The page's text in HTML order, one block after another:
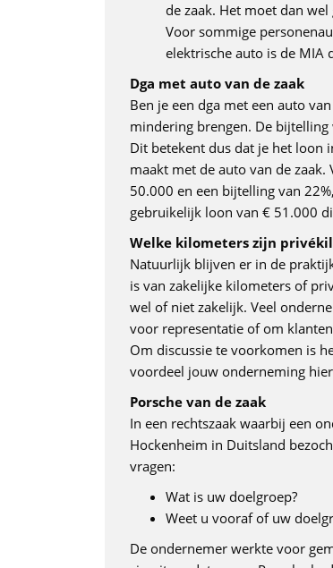
de zaak. Het moet dan
Voor sommige
elektrische auto is de MIA
Dga met auto van de zaak
Ben je een dga met een auto
mindering brengen. De
Dit betekent dus dat je het loon
maakt met de auto van de
50.000 en een bijtelling van
gebruikelijk loon van € 51.000
Welke kilometers zijn
Natuurlijk blijven er in de
is van zakelijke kilometers of
wel of niet zakelijk. Veel
voor representatie of om
Om discussie te voorkomen is
voordeel jouw onderneming
Porsche van de zaak
In een rechtszaak waarbij een
Hockenheim in Duitsland
vragen:
Wat is uw doelgroep?
Weet u vooraf of uw
De ondernemer werkte voor